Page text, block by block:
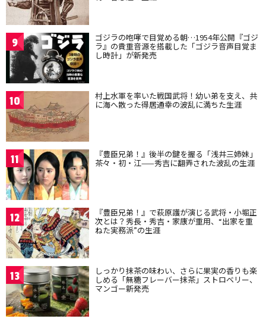
9 ゴジラの咆哮で目覚める朝…1954年公開『ゴジ
ラ』の貴重音源を搭載した「ゴジラ音声目覚ま
し時計」が新発売
10 村上水軍を率いた戦国武将！幼い弟を支え、共
に海へ散った得居通幸の波乱に満ちた生涯
11 『豊臣兄弟！』後半の鍵を握る「浅井三姉妹」
茶々・初・江——秀吉に翻弄された波乱の生涯
12 『豊臣兄弟！』で萩原護が演じる武将・小堀正
次とは？秀長・秀吉・家康が重用、“出家を重
ねた実務派”の生涯
13 しっかり抹茶の味わい、さらに果実の香りも楽
しめる「無糖フレーバー抹茶」ストロベリー、
マンゴー新発売